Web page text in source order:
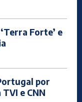
Forte’ e
por
e CNN